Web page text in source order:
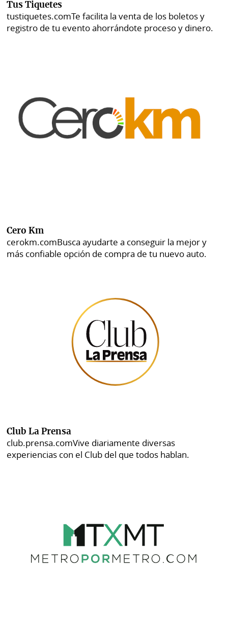
Tus Tiquetes
tustiquetes.comTe facilita la venta de los boletos y
registro de tu evento ahorrándote proceso y dinero.
Cero Km
cerokm.comBusca ayudarte a conseguir la mejor y
más confiable opción de compra de tu nuevo auto.
Club La Prensa
club.prensa.comVive diariamente diversas
experiencias con el Club del que todos hablan.